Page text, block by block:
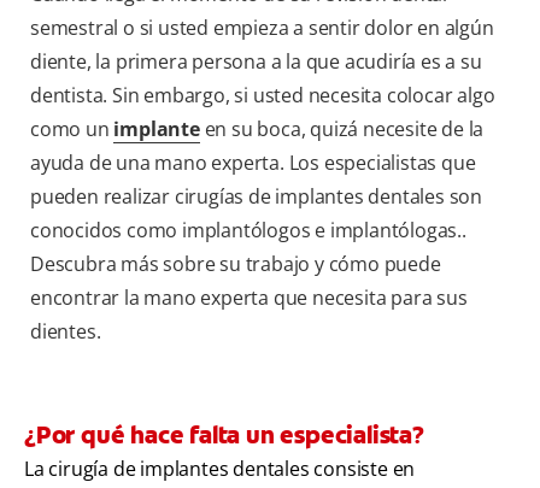
semestral o si usted empieza a sentir dolor en algún
diente, la primera persona a la que acudiría es a su
dentista. Sin embargo, si usted necesita colocar algo
como un implanteen su boca, quizá necesite de la
ayuda de una mano experta. Los especialistas que
pueden realizar cirugías de implantes dentales son
conocidos como implantólogos e implantólogas..
Descubra más sobre su trabajo y cómo puede
encontrar la mano experta que necesita para sus
dientes.
¿Por qué hace falta un especialista?
La cirugía de implantes dentales consiste en